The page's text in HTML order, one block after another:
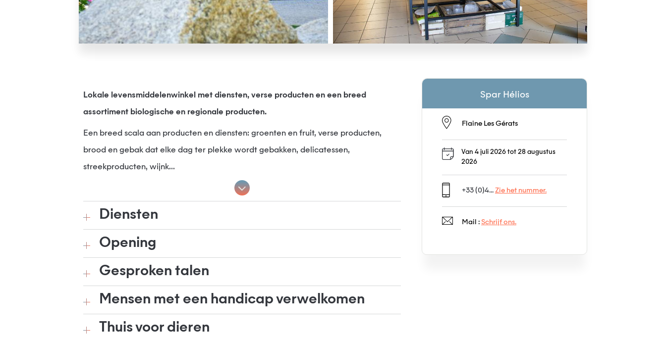
Lokale levensmiddelenwinkel met diensten, verse producten en een breed
assortiment biologische en regionale producten.
Een breed scala aan producten en diensten: groenten en fruit, verse producten,
brood en gebak dat elke dag ter plekke wordt gebakken, delicatessen,
streekproducten, wijnk...
Diensten
Opening
Gesproken talen
Mensen met een handicap verwelkomen
Thuis voor dieren
Spar Hélios
Flaine Les Gérats
Van 4 juli 2026 tot 28 augustus
2026
+33 (0)4... Zie het nummer.
Mail : Schrijf ons.